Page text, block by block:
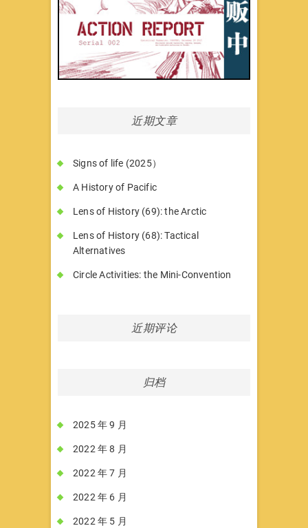
近期文章
Signs of life (2025）
A History of Pacific
Lens of History (69): the Arctic
Lens of History (68): Tactical
Alternatives
Circle Activities: the Mini-Convention
近期评论
归档
2025 年 9 月
2022 年 8 月
2022 年 7 月
2022 年 6 月
2022 年 5 月